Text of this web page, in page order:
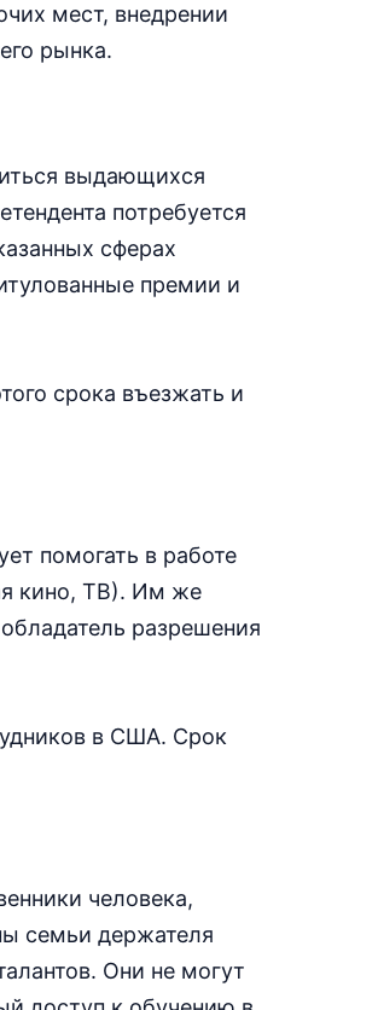
мест, внедрении
рынка.
выдающихся
потребуется
сферах
премии и
срока въезжать и
помогать в работе
кино, ТВ). Им же
разрешения
в США. Срок
человека,
семьи держателя
Они не могут